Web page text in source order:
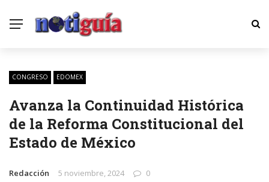
CONGRESO EDOMEX
Avanza la Continuidad Histórica
de la Reforma Constitucional del
Estado de México
Redacción 5 noviembre, 2024 0